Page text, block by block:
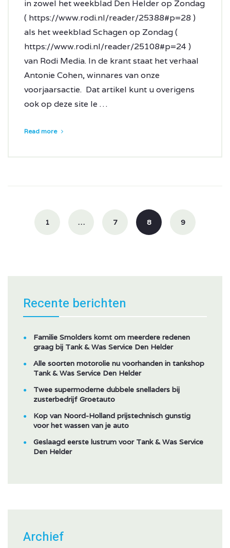
in zowel het weekblad Den Helder op Zondag
( https://www.rodi.nl/reader/25388#p=28 )
als het weekblad Schagen op Zondag (
https://www.rodi.nl/reader/25108#p=24 )
van Rodi Media. In de krant staat het verhaal
Antonie Cohen, winnares van onze
voorjaarsactie. Dat artikel kunt u overigens
ook op deze site le …
Read more
1 … 7 8 9
Recente berichten
Familie Smolders komt om meerdere redenen
graag bij Tank & Was Service Den Helder
Alle soorten motorolie nu voorhanden in tankshop
Tank & Was Service Den Helder
Twee supermoderne dubbele snelladers bij
zusterbedrijf Groetauto
Kop van Noord-Holland prijstechnisch gunstig
voor het wassen van je auto
Geslaagd eerste lustrum voor Tank & Was Service
Den Helder
Archief